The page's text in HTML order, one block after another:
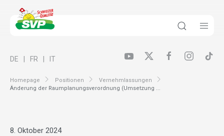
Homepage Positionen
Vernehmlassungen
Änderung der Raumplanungsverordnung (Umsetzung ...
DE FR IT
8. Oktober 2024